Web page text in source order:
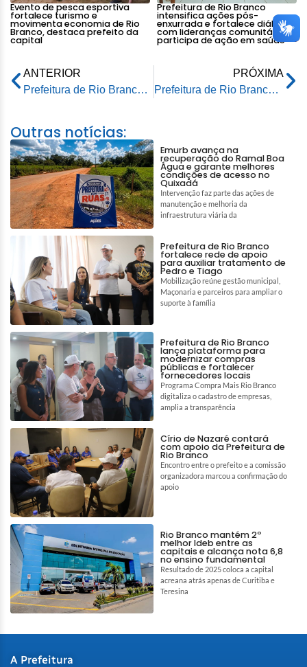
Evento de pesca esportiva
fortalece turismo e
movimenta economia de Rio
Branco, destaca prefeito da
capital
Prefeitura de Rio Branco
intensifica ações pós-
enxurrada e fortalece diálogo
com lideranças comunitárias e
participa de ação em saúde
ANTERIOR
Prefeitura de Rio Branco fortalece Agricultura Familiar com mais de 790 atendimentos técnicos, distribuição de insumos e ampliação dos programas produtivos em 2025
PRÓXIMA
Prefeitura de Rio Branco intensifica recuperação de ramais e fortalece infraestrutura rural em 2025
Outras notícias:
Emurb avança na
recuperação do Ramal Boa
Água e garante melhores
condições de acesso no
Quixadá
Intervenção faz parte das ações de
manutenção e melhoria da
infraestrutura viária da
Prefeitura de Rio Branco
fortalece rede de apoio
para auxiliar tratamento de
Pedro e Tiago
Mobilização reúne gestão municipal,
Maçonaria e parceiros para ampliar o
suporte à família
Prefeitura de Rio Branco
lança plataforma para
modernizar compras
públicas e fortalecer
fornecedores locais
Programa Compra Mais Rio Branco
digitaliza o cadastro de empresas,
amplia a transparência
Círio de Nazaré contará
com apoio da Prefeitura de
Rio Branco
Encontro entre o prefeito e a comissão
organizadora marcou a confirmação do
apoio
Rio Branco mantém 2º
melhor Ideb entre as
capitais e alcança nota 6,8
no ensino fundamental
Resultado de 2025 coloca a capital
acreana atrás apenas de Curitiba e
Teresina
A Prefeitura